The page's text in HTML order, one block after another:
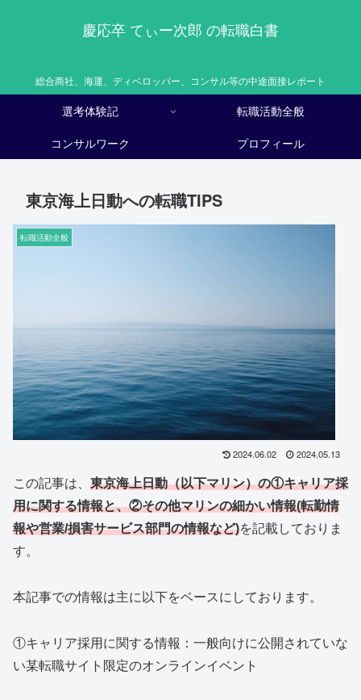
慶応卒 てぃー次郎 の転職白書
総合商社、海運、ディベロッパー、コンサル等の中途面接レポート
選考体験記
転職活動全般
コンサルワーク
プロフィール
東京海上日動への転職TIPS
転職活動全般
2024.06.02 2024.05.13
この記事は、 東京海上日動（以下マリン）の①キャリア採
用に関する情報と、②その他マリンの細かい情報(転勤情
報や営業/損害サービス部門の情報など)を記載しておりま
す。
本記事での情報は主に以下をベースにしております。
①キャリア採用に関する情報：一般向けに公開されていな
い某転職サイト限定のオンラインイベント